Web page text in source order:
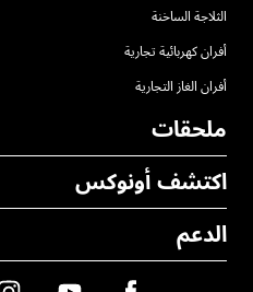
الثلاجة الساخنة
أفران كهربائية تجارية
أفران الغاز التجارية
ملحقات
جميع الملحقات
منظفات الغسيل اليدوي
معالجة المياه باستخدام المرشحات
اكتشف أونوكس
مكاتبنا حول العالم
الدعم